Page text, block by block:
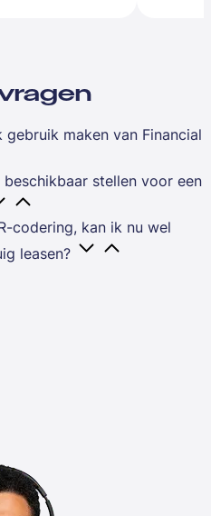
maken van Financial
stellen voor een
codering, kan ik nu wel
leasen?